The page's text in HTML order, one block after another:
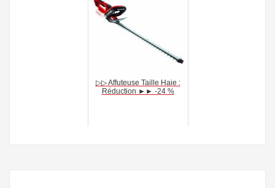
▷▷ Affuteuse Taille Haie :
Réduction ►► -24 %